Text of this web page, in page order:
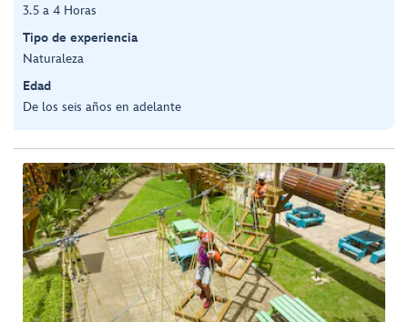
3.5 a 4 Horas
Tipo de experiencia
Naturaleza
Edad
De los seis años en adelante